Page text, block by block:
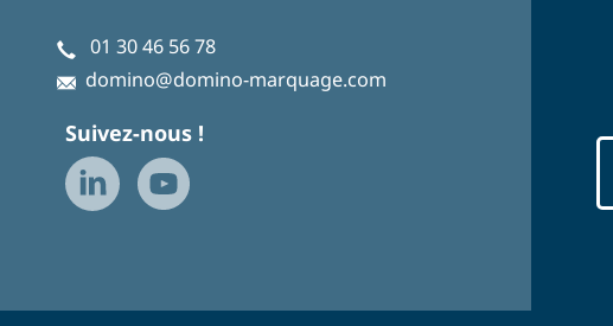
01 30 46 56 78
domino@domino-marquage.com
Suivez-nous !